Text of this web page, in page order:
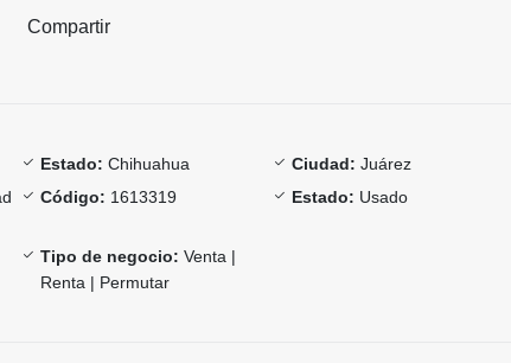
Compartir
Estado: Chihuahua Ciudad: Juárez
Código: 1613319 Estado: Usado
Tipo de negocio: Venta |
Renta | Permutar